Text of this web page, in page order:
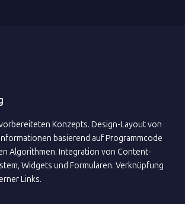
Konzepts. Design-Layout von
basierend auf Programmcode
Algorithmen. Integration von Content-
Widgets und Formularen. Verknüpfung
Links.